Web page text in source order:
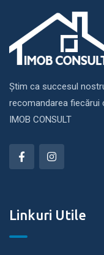
Știm ca succesul
recomandarea fiecărui
IMOB CONSULT
Linkuri Utile